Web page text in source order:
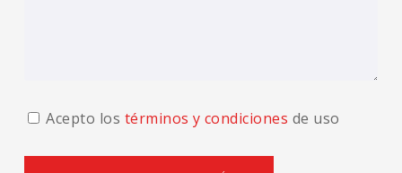
Acepto los términos y condiciones de uso